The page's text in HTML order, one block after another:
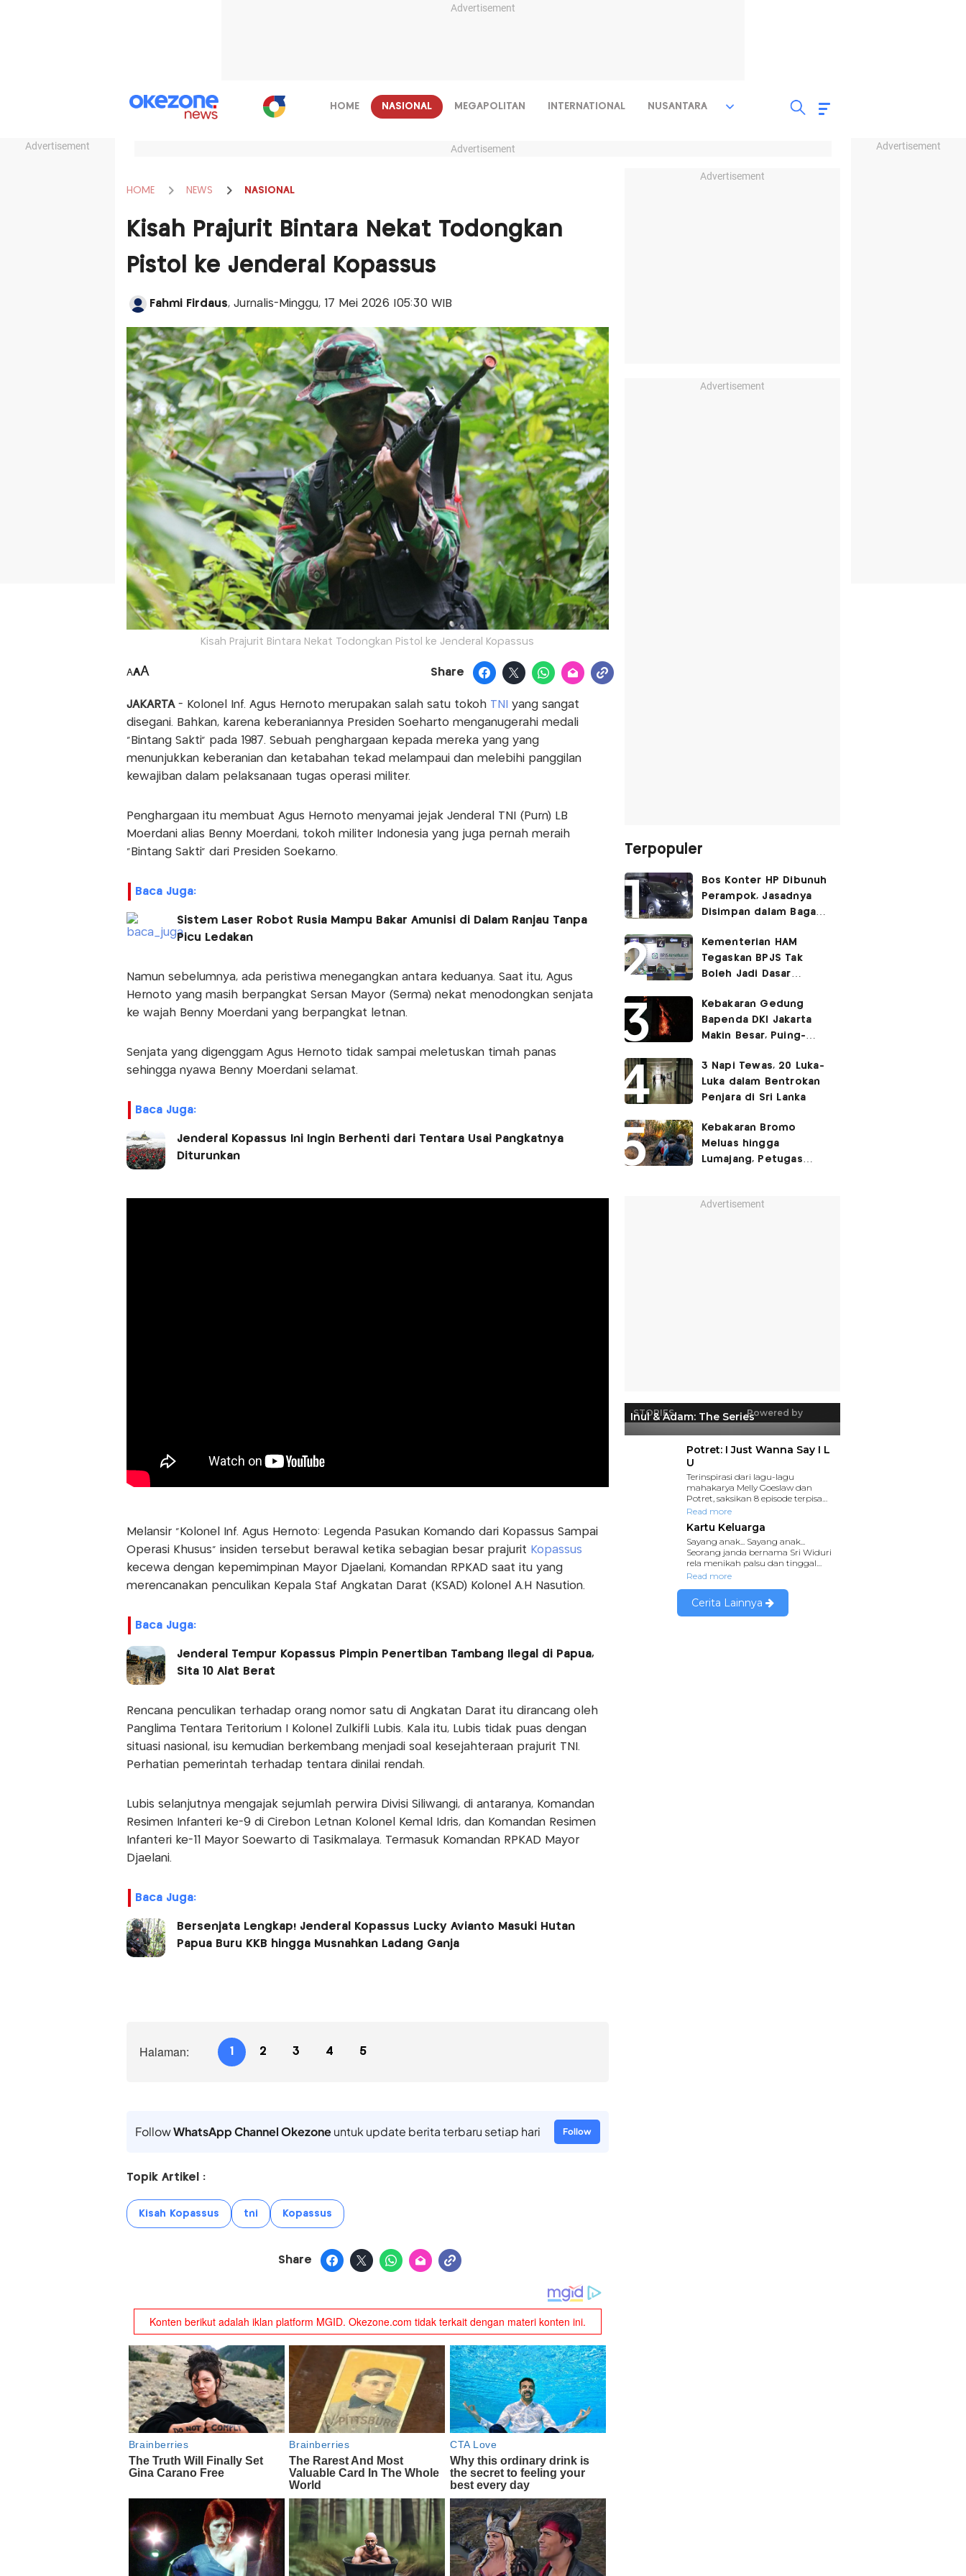
Advertisement
Advertisement Advertisement
HOME NASIONAL MEGAPOLITAN INTERNATIONAL NUSANTARA
Advertisement
HOME NEWS NASIONAL
Kisah Prajurit Bintara Nekat Todongkan
Pistol ke Jenderal Kopassus
Fahmi Firdaus, Jurnalis-Minggu, 17 Mei 2026 |05:30 WIB
Kisah Prajurit Bintara Nekat Todongkan Pistol ke Jenderal Kopassus
AAA Share
JAKARTA- Kolonel Inf. Agus Hernoto merupakan salah satu tokoh TNI yang sangat
disegani. Bahkan, karena keberaniannya Presiden Soeharto menganugerahi medali
"Bintang Sakti" pada 1987. Sebuah penghargaan kepada mereka yang yang
menunjukkan keberanian dan ketabahan tekad melampaui dan melebihi panggilan
kewajiban dalam pelaksanaan tugas operasi militer.
Penghargaan itu membuat Agus Hernoto menyamai jejak Jenderal TNI (Purn) LB
Moerdani alias Benny Moerdani, tokoh militer Indonesia yang juga pernah meraih
“Bintang Sakti” dari Presiden Soekarno.
Baca Juga:
Sistem Laser Robot Rusia Mampu Bakar Amunisi di Dalam Ranjau Tanpa
Picu Ledakan
Namun sebelumnya, ada peristiwa menegangkan antara keduanya. Saat itu, Agus
Hernoto yang masih berpangkat Sersan Mayor (Serma) nekat menodongkan senjata
ke wajah Benny Moerdani yang berpangkat letnan.
Senjata yang digenggam Agus Hernoto tidak sampai meletuskan timah panas
sehingga nyawa Benny Moerdani selamat.
Baca Juga:
Jenderal Kopassus Ini Ingin Berhenti dari Tentara Usai Pangkatnya
Diturunkan
Melansir "Kolonel Inf. Agus Hernoto: Legenda Pasukan Komando dari Kopassus Sampai
Operasi Khusus” insiden tersebut berawal ketika sebagian besar prajurit Kopassus
kecewa dengan kepemimpinan Mayor Djaelani, Komandan RPKAD saat itu yang
merencanakan penculikan Kepala Staf Angkatan Darat (KSAD) Kolonel A.H Nasution.
Baca Juga:
Jenderal Tempur Kopassus Pimpin Penertiban Tambang Ilegal di Papua,
Sita 10 Alat Berat
Rencana penculikan terhadap orang nomor satu di Angkatan Darat itu dirancang oleh
Panglima Tentara Teritorium I Kolonel Zulkifli Lubis. Kala itu, Lubis tidak puas dengan
situasi nasional, isu kemudian berkembang menjadi soal kesejahteraan prajurit TNI.
Perhatian pemerintah terhadap tentara dinilai rendah.
Lubis selanjutnya mengajak sejumlah perwira Divisi Siliwangi, di antaranya, Komandan
Resimen Infanteri ke-9 di Cirebon Letnan Kolonel Kemal Idris, dan Komandan Resimen
Infanteri ke-11 Mayor Soewarto di Tasikmalaya. Termasuk Komandan RPKAD Mayor
Djaelani.
Baca Juga:
Bersenjata Lengkap! Jenderal Kopassus Lucky Avianto Masuki Hutan
Papua Buru KKB hingga Musnahkan Ladang Ganja
Halaman: 1 2 3 4 5
FollowWhatsApp Channel Okezoneuntuk update berita terbaru setiap hari Follow
Topik Artikel :
Kisah Kopassus tni Kopassus
Share
Advertisement
Advertisement
Terpopuler
Bos Konter HP Dibunuh
Perampok, Jasadnya
Disimpan dalam Bagasi
Kementerian HAM
Tegaskan BPJS Tak
Boleh Jadi Dasar
Layanan Kesehatan
Kebakaran Gedung
Bapenda DKI Jakarta
Makin Besar, Puing-
3 Napi Tewas, 20 Luka-
Luka dalam Bentrokan
Penjara di Sri Lanka
Kebakaran Bromo
Meluas hingga
Lumajang, Petugas
Advertisement